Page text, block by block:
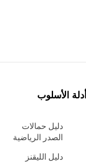
أدلة الأسلوب
دليل حمالات
الصدر الرياضية
دليل الليقنز